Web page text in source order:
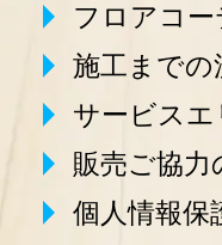
フロアコ
施工までの
サービスエ
販売ご協力
個人情報保